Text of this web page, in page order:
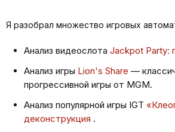
Я разобрал множество игровых
Анализ видеослота Jackpot Party:
Анализ игры Lion's Share —
прогрессивной игры от MGM.
Анализ популярной игры IGT
деконструкция .